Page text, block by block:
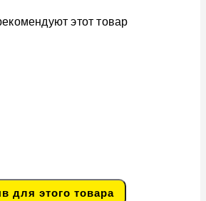
этот товар
для этого товара